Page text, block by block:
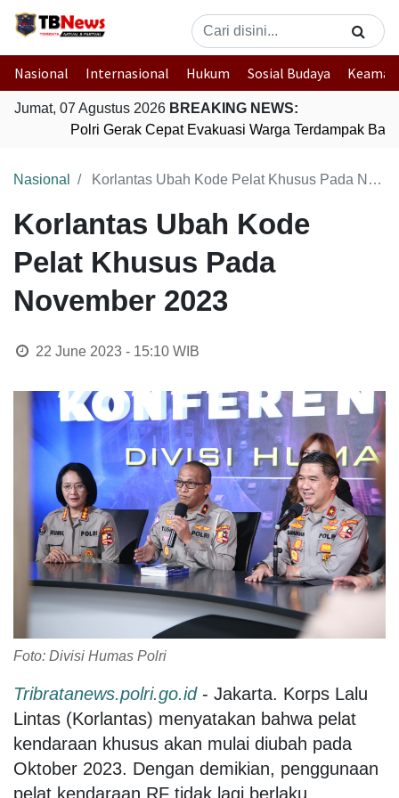
Nasional Internasional Hukum Sosial Budaya
Jumat, 07 Agustus 2026 BREAKING NEWS:
Polri Gerak Cepat Evakuasi Warga Terdampak
Nasional Korlantas Ubah Kode Pelat Khusus Pada November 2023
Korlantas Ubah Kode
Pelat Khusus Pada
November 2023
22 June 2023 - 15:10WIB
Foto: Divisi Humas Polri
Tribratanews.polri.go.id- Jakarta. Korps Lalu
Lintas (Korlantas) menyatakan bahwa pelat
kendaraan khusus akan mulai diubah pada
Oktober 2023. Dengan demikian, penggunaan
pelat kendaraan RF tidak lagi berlaku.